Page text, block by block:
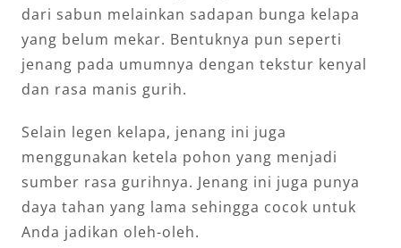
dari sabun melainkan sadapan bunga kelapa
yang belum mekar. Bentuknya pun seperti
jenang pada umumnya dengan tekstur kenyal
dan rasa manis gurih.
Selain legen kelapa, jenang ini juga
menggunakan ketela pohon yang menjadi
sumber rasa gurihnya. Jenang ini juga punya
daya tahan yang lama sehingga cocok untuk
Anda jadikan oleh-oleh.